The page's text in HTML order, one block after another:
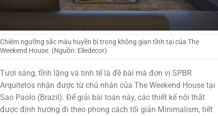
Chiêm ngưỡng sắc màu huyền bí trong không gian tĩnh tại của The
Weekend House. (Nguồn: Elledecor)
Tươi sáng, tĩnh lặng và tinh tế là đề bài mà đơn vị SPBR
Arquitetos nhận được từ chủ nhân của The Weekend House tại
Sao Paolo (Brazil). Để giải bài toán này, các thiết kế nội thất
được định hướng đi theo phong cách tối giản Minimalism, tiết